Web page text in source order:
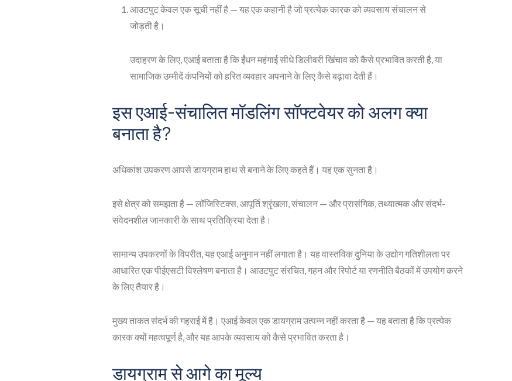
आउटपुट केवल एक सूची नहीं है — यह एक कहानी है जो प्रत्येक कारक को व्यवसाय संचालन से
जोड़ती है।
उदाहरण के लिए, एआई बताता है कि ईंधन महंगाई सीधे डिलीवरी खिंचाव को कैसे प्रभावित करती है, या
सामाजिक उम्मीदें कंपनियों को हरित व्यवहार अपनाने के लिए कैसे बढ़ावा देती हैं।
इस एआई-संचालित मॉडलिंग सॉफ्टवेयर को अलग क्या
बनाता है?
अधिकांश उपकरण आपसे डायग्राम हाथ से बनाने के लिए कहते हैं। यह एक सुनता है।
इसे क्षेत्र को समझता है — लॉजिस्टिक्स, आपूर्ति श्रृंखला, संचालन — और प्रासंगिक, तथ्यात्मक और संदर्भ-
संवेदनशील जानकारी के साथ प्रतिक्रिया देता है।
सामान्य उपकरणों के विपरीत, यह एआई अनुमान नहीं लगाता है। यह वास्तविक दुनिया के उद्योग गतिशीलता पर
आधारित एक पीईएसटी विश्लेषण बनाता है। आउटपुट संरचित, गहन और रिपोर्ट या रणनीति बैठकों में उपयोग करने
के लिए तैयार है।
मुख्य ताकत संदर्भ की गहराई में है। एआई केवल एक डायग्राम उत्पन्न नहीं करता है — यह बताता है कि प्रत्येक
कारक क्यों महत्वपूर्ण है, और यह आपके व्यवसाय को कैसे प्रभावित करता है।
डायग्राम से आगे का मूल्य